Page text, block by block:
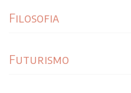
Filosofia
Futurismo